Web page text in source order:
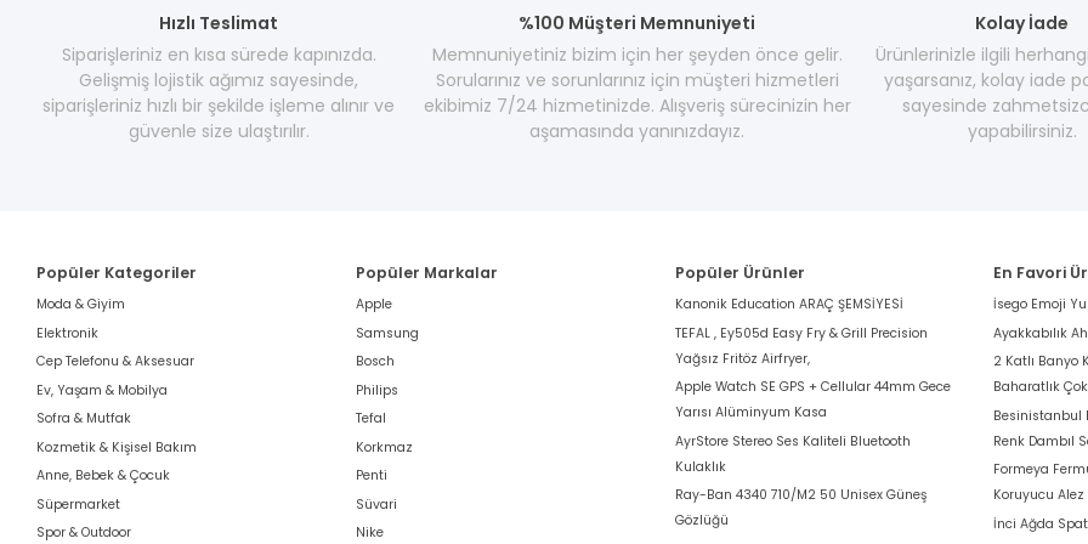
Hızlı Teslimat
Siparişleriniz en kısa sürede kapınızda.
Gelişmiş lojistik ağımız sayesinde,
siparişleriniz hızlı bir şekilde işleme alınır ve
güvenle size ulaştırılır.
%100 Müşteri Memnuniyeti
Memnuniyetiniz bizim için her şeyden önce gelir.
Sorularınız ve sorunlarınız için müşteri hizmetleri
ekibimiz 7/24 hizmetinizde. Alışveriş sürecinizin her
aşamasında yanınızdayız.
Kolay İade
Ürünlerinizle ilgili
yaşarsanız, kolay iade
sayesinde
yapabilirsiniz.
Popüler Kategoriler
Moda & Giyim
Elektronik
Cep Telefonu & Aksesuar
Ev, Yaşam & Mobilya
Sofra & Mutfak
Kozmetik & Kişisel Bakım
Anne, Bebek & Çocuk
Süpermarket
Spor & Outdoor
Popüler Markalar
Apple
Samsung
Bosch
Philips
Tefal
Korkmaz
Penti
Süvari
Nike
Popüler Ürünler
Kanonik Education ARAÇ ŞEMSİYESİ
TEFAL , Ey505d Easy Fry & Grill Precision
Yağsız Fritöz Airfryer,
Apple Watch SE GPS + Cellular 44mm Gece
Yarısı Alüminyum Kasa
AyrStore Stereo Ses Kaliteli Bluetooth
Kulaklık
Ray-Ban 4340 710/M2 50 Unisex Güneş
Gözlüğü
En Favori
İsego Emoji
Ayakkabılık
2 Katlı Banyo
Baharatlık
Besinistanbul
Renk Dambıl
Formeya
Koruyucu Alez
İnci Ağda